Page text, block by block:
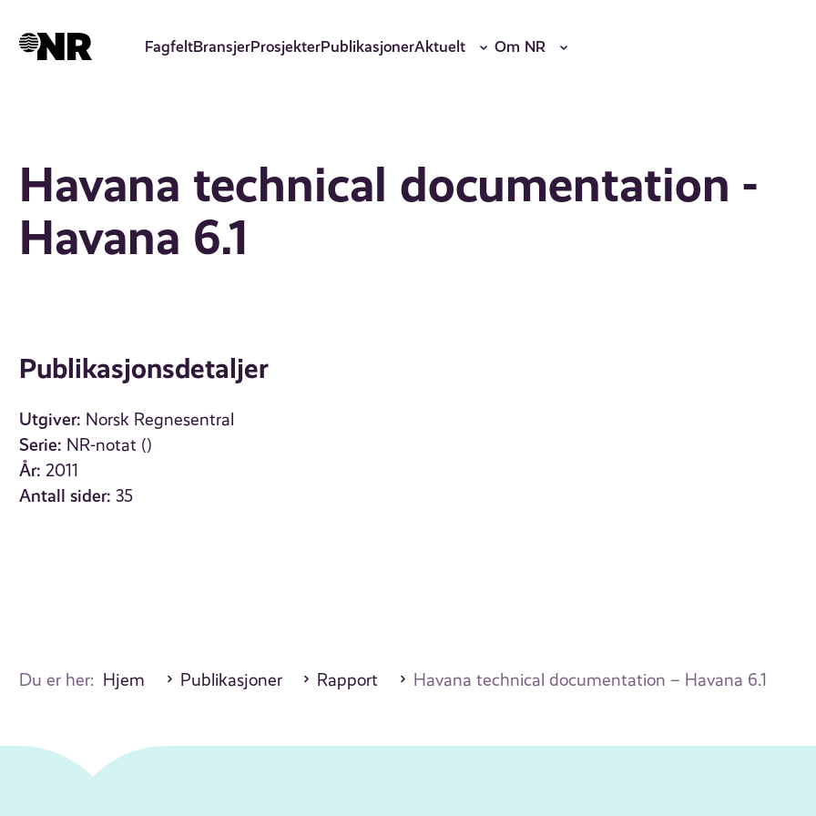
hovedinnhold
FagfeltBransjerProsjekterPublikasjonerAktuelt Om NR
Havana technical documentation -
Havana 6.1
Publikasjonsdetaljer
Utgiver: Norsk Regnesentral
Serie: NR-notat ()
År: 2011
Antall sider: 35
Du er her: Hjem Publikasjoner Rapport Havana technical documentation – Havana 6.1